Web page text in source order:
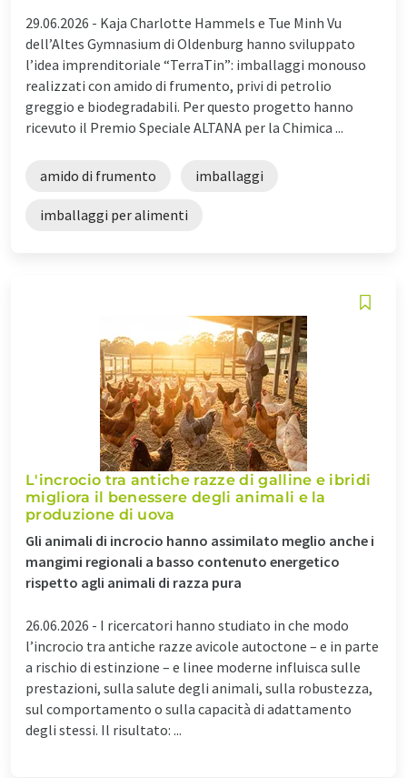
29.06.2026 - Kaja Charlotte Hammels e Tue Minh Vu
dell’Altes Gymnasium di Oldenburg hanno sviluppato
l’idea imprenditoriale “TerraTin”: imballaggi monouso
realizzati con amido di frumento, privi di petrolio
greggio e biodegradabili. Per questo progetto hanno
ricevuto il Premio Speciale ALTANA per la Chimica ...
amido di frumento imballaggi
imballaggi per alimenti
L'incrocio tra antiche razze di galline e ibridi
migliora il benessere degli animali e la
produzione di uova
Gli animali di incrocio hanno assimilato meglio anche i
mangimi regionali a basso contenuto energetico
rispetto agli animali di razza pura
26.06.2026 - I ricercatori hanno studiato in che modo
l’incrocio tra antiche razze avicole autoctone – e in parte
a rischio di estinzione – e linee moderne influisca sulle
prestazioni, sulla salute degli animali, sulla robustezza,
sul comportamento o sulla capacità di adattamento
degli stessi. Il risultato: ...